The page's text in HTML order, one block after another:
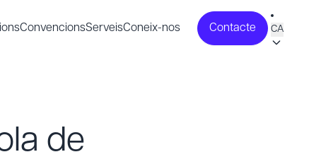
ConvencionsServeisConeix-nos Contacte CA
de